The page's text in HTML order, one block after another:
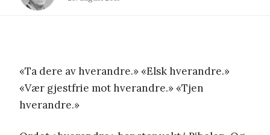
«Ta dere av hverandre.» «Elsk hverandre.»
«Vær gjestfrie mot hverandre.» «Tjen
hverandre.»